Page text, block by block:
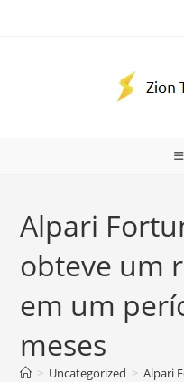
Alpari
obteve um
em um
meses
> Uncategorized > Alpari